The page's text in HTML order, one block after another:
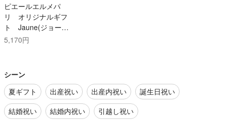
ピエールエルメパ
リ オリジナルギフ
ト Jaune(ジョーヌ)
コース
5,170円
シーン
夏ギフト
出産祝い 出産内祝い
誕生日祝い
結婚祝い
結婚内祝い 引越し祝い